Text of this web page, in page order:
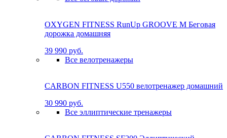
OXYGEN FITNESS RunUp GROOVE M Бе­го­вая
до­рож­ка до­маш­няя
39 990 руб.
Все велотренажеры
CARBON FITNESS U550 велотренажер домашний
30 990 руб.
Все эллиптические тренажеры